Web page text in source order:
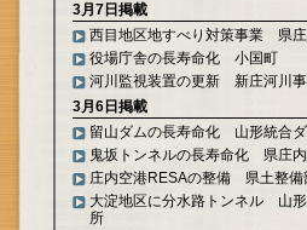
3月7日掲載
西目地区地すべり対策事業 県
役場庁舎の長寿命化 小国町
河川監視装置の更新 新庄河川
3月6日掲載
留山ダムの長寿命化 山形統合
鬼坂トンネルの長寿命化 県庄
庄内空港RESAの整備 県土整備
大淀地区に分水路トンネル 山
所